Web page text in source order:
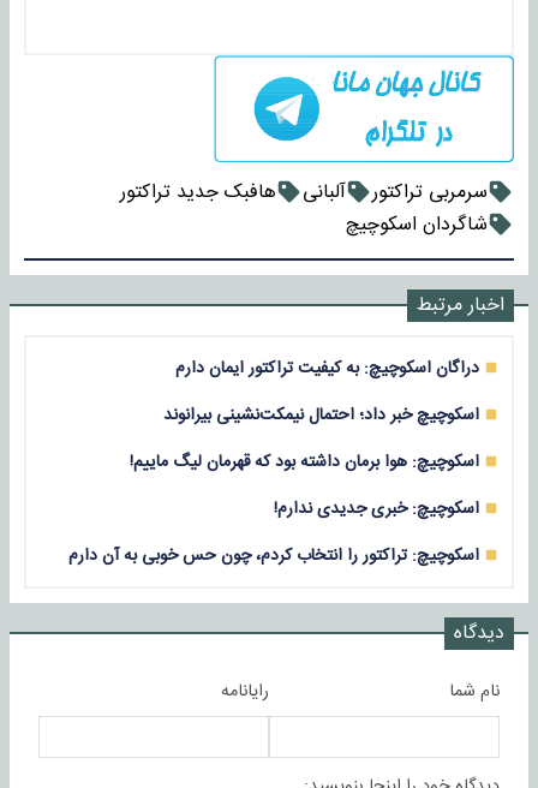
سرمربی تراکتور آلبانی
هافبک جدید تراکتور
شاگردان اسکوچیچ
اخبار مرتبط
دراگان اسکوچیچ: به کیفیت تراکتور ایمان دارم
اسکوچیچ خبر داد؛ احتمال نیمکت‌نشینی بیرانوند
اسکوچیچ: هوا برمان داشته بود که قهرمان لیگ ماییم!
اسکوچیچ: خبری جدیدی ندارم!
اسکوچیچ: تراکتور را انتخاب کردم، چون حس خوبی به آن دارم
دیدگاه
نام شما رایانامه